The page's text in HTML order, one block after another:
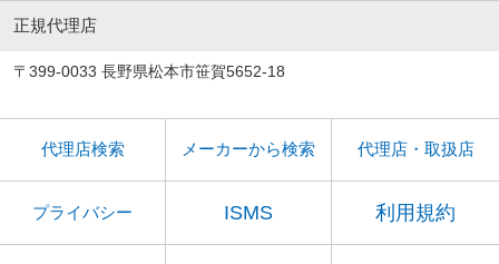
正規代理店
〒399-0033 長野県松本市笹賀5652-18
代理店検索 メーカーから検索 代理店・取扱店
プライバシー ISMS 利用規約